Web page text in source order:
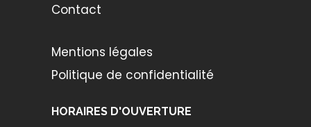
Contact
Mentions légales
Politique de confidentialité
HORAIRES D'OUVERTURE